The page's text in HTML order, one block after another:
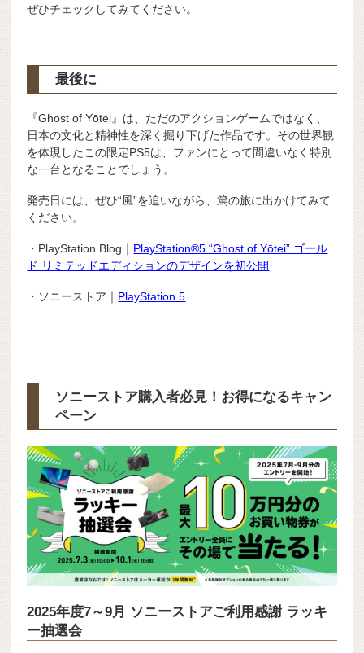
ぜひチェックしてみてください。
最後に
『Ghost of Yōtei』は、ただのアクションゲームではなく、
日本の文化と精神性を深く掘り下げた作品です。その世界観
を体現したこの限定PS5は、ファンにとって間違いなく特別
な一台となることでしょう。
発売日には、ぜひ“風”を追いながら、篤の旅に出かけてみて
ください。
・PlayStation.Blog｜ PlayStation®5 “Ghost of Yōtei” ゴール
ド リミテッドエディションのデザインを初公開
・ソニーストア｜ PlayStation 5
ソニーストア購入者必見！お得になるキャン
ペーン
2025年度7～9月 ソニーストアご利用感謝 ラッキ
ー抽選会